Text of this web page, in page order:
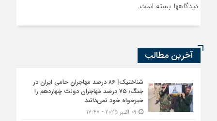
دیدگاهها بسته است.
آخرین مطالب
شناختیک| ۸۶ درصد مهاجران حامی ایران در
جنگ؛ ۷۵ درصد مهاجران دولت چهاردهم را
خیرخواه خود نمی‌دانند